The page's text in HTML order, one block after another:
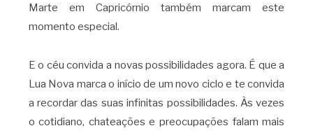
Marte em Capricórnio também marcam este
momento especial.
E o céu convida a novas possibilidades agora. É que a
Lua Nova marca o início de um novo ciclo e te convida
a recordar das suas infinitas possibilidades. Às vezes
o cotidiano, chateações e preocupações falam mais